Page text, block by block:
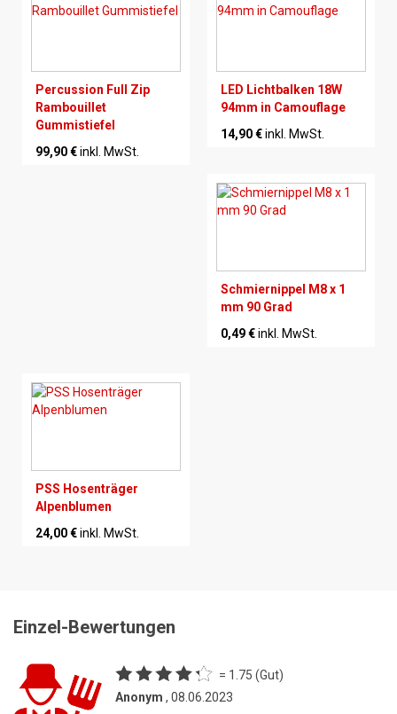
Percussion Full Zip
Rambouillet
Gummistiefel
99,90 €inkl. MwSt.
LED Lichtbalken 18W
94mm in Camouflage
14,90 €inkl. MwSt.
Schmiernippel M8 x 1
mm 90 Grad
0,49 €inkl. MwSt.
PSS Hosenträger
Alpenblumen
24,00 €inkl. MwSt.
Einzel-Bewertungen
= 1.75 (Gut)
Anonym , 08.06.2023